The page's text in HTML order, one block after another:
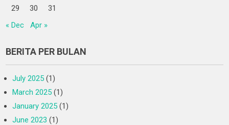
29 30
31
« Dec
Apr »
BERITA PER BULAN
July 2025 (1)
March 2025 (1)
January 2025 (1)
June 2023 (1)